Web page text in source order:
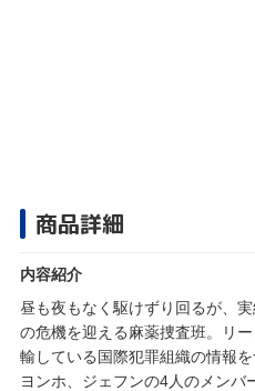
商品詳細
内容紹介
昼も夜もなく駆けずり回るが、
の危機を迎える麻薬捜査班。リ
輸している国際犯罪組織の情報
ヨンホ、ジェフンの4人のメンバ